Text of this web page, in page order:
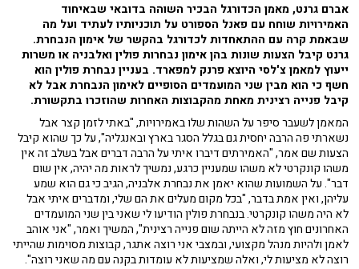
אברם גרנט, מאמן הכדורגל הבכיר השוהה בדובאי שבאיחוד
האמירויות שוחח עם פאנל הספורט על תוכניותיו לעתיד ועל מה
שבאמת קרה עם ההתאחדות לכדורגל בהקשר של אימון הנבחרת.
גרנט קיבל הצעות שונות בהן אימון נבחרות פולין ואלבניה או משרות
ייעוץ למאמן צ'לסי היוצא פרנק למפארד. בעניין נבחרת פולין הוא
חשף כי הוא מבין שני המועמדים הסופיים לאימון הנבחרת אבל לא
קיבל פנייה רצינית מאחת מהקבוצות האחרות שהוזכרו בתקשורת.
המאמן לשעבר סיפר על השהות שלו באמירויות, "באתי לזמן קצר אבל
נשארתי פה הרבה יחסית גם בגלל הסגר בארץ ובאנגליה", על כך שהוא קיבל
הצעות שם אמר, "האמירתים דיברו איתי על הרבה דברים אבל בשלב זה אין
משהו קונקרטי לא משהו שמעניין כרגע, נמשיך לראות מה יהיה, אין שום
דבר". על השמועות שהוא יאמן את נבחרת אלבניה, הגיב כי גם הוא שמע
עליהן, ואין אמת בדבר, "בכל מקום מעלים את הם שלי, ומדברים איתי אבל
לא היה משהו קונקרטי. בנבחרת פולין הודיעו לי שאני בין שני המועמדים
האחרונים חוץ מזה לא הייתה שום פנייה רצינית", המשיך ואמר, "אני אוהב
לאמן ולהיות מנהל מקצועי, ובמצבי אני רוצה אתגר, קבוצות מסוימות שהייתי
רוצה לא מציעות לי, ואלה שמציעות לא עומדות בקנה עם מה שאני רוצה".